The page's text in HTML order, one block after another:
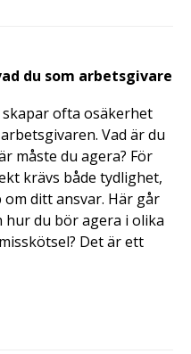
du som arbetsgivare
ofta osäkerhet
Vad är du
måste du agera? För
krävs både tydlighet,
ditt ansvar. Här går
hur du bör agera i olika
Det är ett